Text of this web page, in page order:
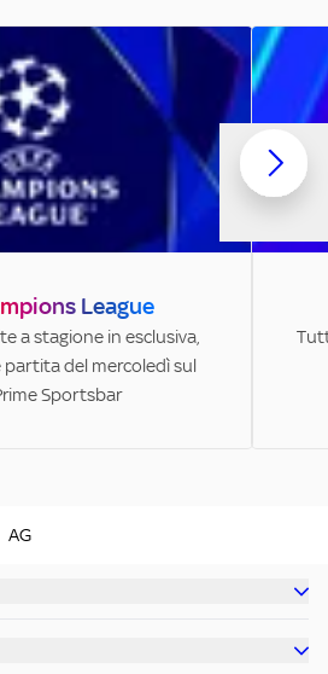
League
a stagione in esclusiva,
partita del mercoledì sul
Sportsbar
AG